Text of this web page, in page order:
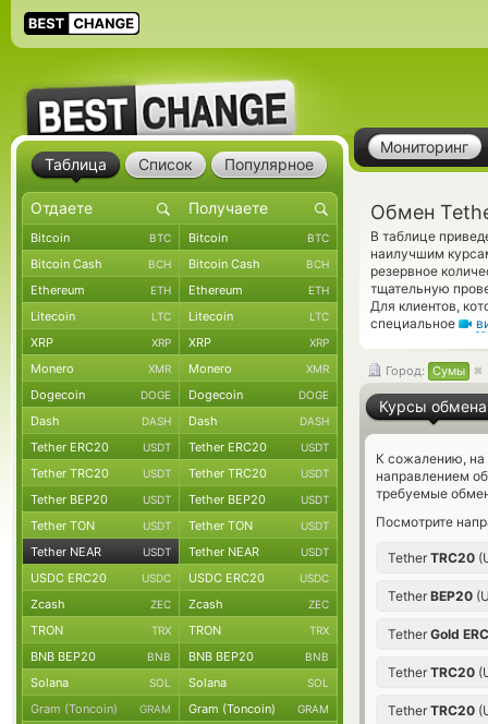
Мониторинг
Обмен
В таблице
наилучшим
резервное
тщательную
Для клиентов,
специальное
Город: Сумы
Курсы обмена
К сожалению, на
направлением
требуемые
Посмотрите
Tether TRC20
Tether BEP20
Tether Gold
Tether TRC20
Tether TRC20
Таблица Список Популярное
Bitcoin BTC Bitcoin BTC
Bitcoin Cash BCH Bitcoin Cash BCH
Ethereum ETH Ethereum ETH
Litecoin LTC Litecoin LTC
XRP XRP XRP XRP
Monero XMR Monero XMR
Dogecoin DOGE Dogecoin DOGE
Dash DASH Dash DASH
Tether ERC20 USDT Tether ERC20 USDT
Tether TRC20 USDT Tether TRC20 USDT
Tether BEP20 USDT Tether BEP20 USDT
Tether TON USDT Tether TON USDT
Tether NEAR USDT Tether NEAR USDT
USDC ERC20 USDC USDC ERC20 USDC
Zcash ZEC Zcash ZEC
TRON TRX TRON TRX
BNB BEP20 BNB BNB BEP20 BNB
Solana SOL Solana SOL
Gram (Toncoin) GRAM Gram (Toncoin) GRAM